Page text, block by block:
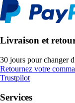
Livraison et
30 jours pour changer
Retournez votre
Trustpilot
Services